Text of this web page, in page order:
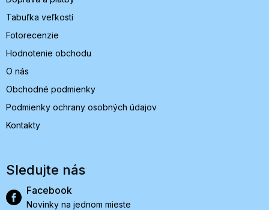
Tabuľka veľkostí
Fotorecenzie
Hodnotenie obchodu
O nás
Obchodné podmienky
Podmienky ochrany osobných údajov
Kontakty
Sledujte nás
Facebook
Novinky na jednom mieste